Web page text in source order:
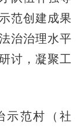
范创建成果
治治理水平
讨，凝聚工
范村（社